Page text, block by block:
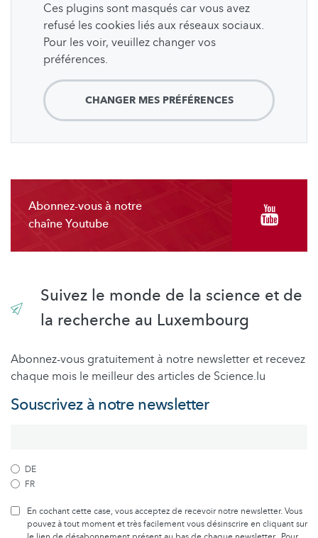
Ces plugins sont masqués car vous avez
refusé les cookies liés aux réseaux sociaux.
Pour les voir, veuillez changer vos
préférences.
CHANGER MES PRÉFÉRENCES
Abonnez-vous à notre
chaîne Youtube
Suivez le monde de la science et de
la recherche au Luxembourg
Abonnez-vous gratuitement à notre newsletter et recevez
chaque mois le meilleur des articles de Science.lu
Souscrivez à notre newsletter
DE
FR
En cochant cette case, vous acceptez de recevoir notre newsletter. Vous
pouvez à tout moment et très facilement vous désinscrire en cliquant sur